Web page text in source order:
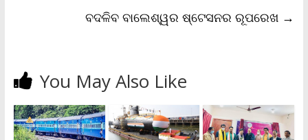
ବଦଳିବ ବାଲେଶ୍ୱର ଷ୍ଟେସନର ରୂପରେଖ →
You May Also Like